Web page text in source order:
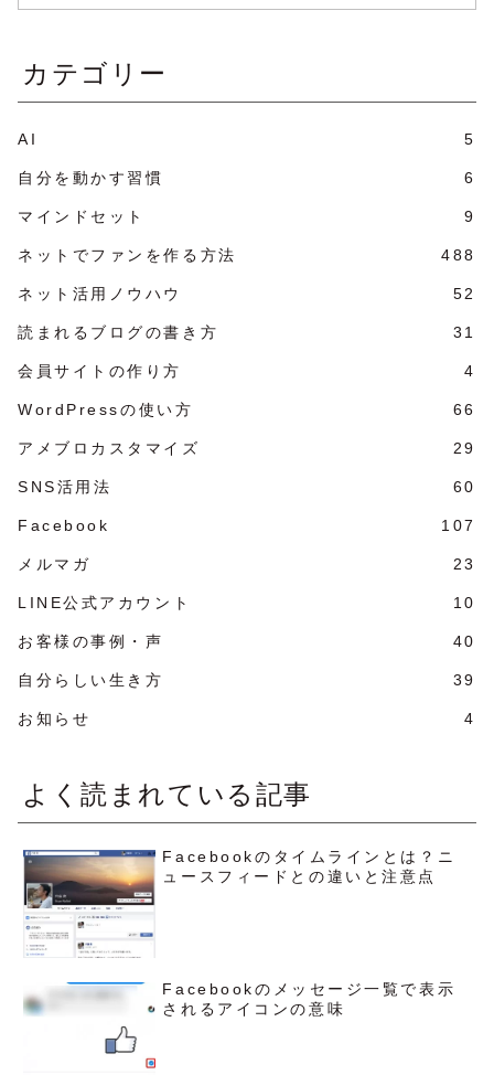
カテゴリー
AI 5
自分を動かす習慣 6
マインドセット 9
ネットでファンを作る方法 488
ネット活用ノウハウ 52
読まれるブログの書き方 31
会員サイトの作り方 4
WordPressの使い方 66
アメブロカスタマイズ 29
SNS活用法 60
Facebook 107
メルマガ 23
LINE公式アカウント 10
お客様の事例・声 40
自分らしい生き方 39
お知らせ 4
よく読まれている記事
Facebookのタイムラインとは？ニ
ュースフィードとの違いと注意点
Facebookのメッセージ一覧で表示
されるアイコンの意味